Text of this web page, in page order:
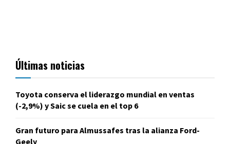
Últimas noticias
Toyota conserva el liderazgo mundial en ventas
(-2,9%) y Saic se cuela en el top 6
Gran futuro para Almussafes tras la alianza Ford-
Geely